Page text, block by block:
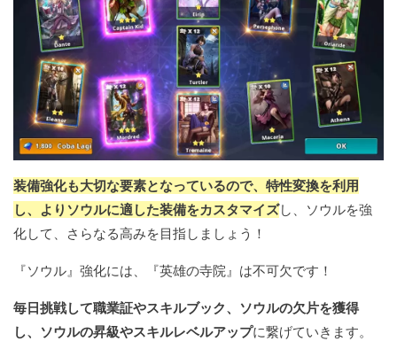
装備強化も大切な要素となっているので、特性変換を利用
し、よりソウルに適した装備をカスタマイズし、ソウルを強
化して、さらなる高みを目指しましょう！
『ソウル』強化には、『英雄の寺院』は不可欠です！
毎日挑戦して職業証やスキルブック、ソウルの欠片を獲得
し、ソウルの昇級やスキルレベルアップに繋げていきます。